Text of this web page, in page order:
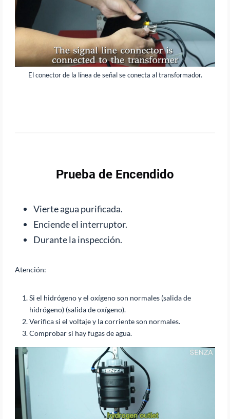
El conector de la línea de señal se conecta al transformador.
Prueba de Encendido
Vierte agua purificada.
Enciende el interruptor.
Durante la inspección.
Atención:
Si el hidrógeno y el oxígeno son normales (salida de
hidrógeno) (salida de oxígeno).
Verifica si el voltaje y la corriente son normales.
Comprobar si hay fugas de agua.